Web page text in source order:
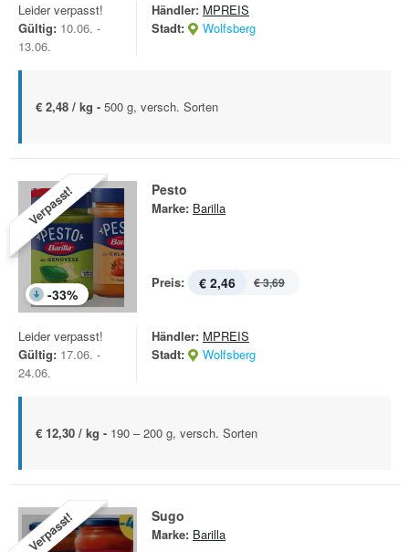
Leider verpasst!
Gültig: 10.06. -
13.06.
Händler: MPREIS
Stadt:
Wolfsberg
€ 2,48 / kg - 500 g, versch. Sorten
Verpasst!
-33%
Pesto
Marke: Barilla
Preis: € 2,46 € 3,69
Leider verpasst!
Gültig: 17.06. -
24.06.
Händler: MPREIS
Stadt:
Wolfsberg
€ 12,30 / kg - 190 – 200 g, versch. Sorten
Verpasst! Sugo
Marke: Barilla